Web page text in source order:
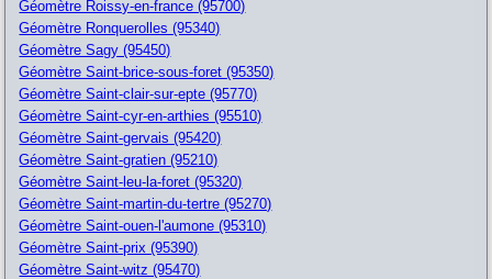
Géomètre Roissy-en-france (95700)
Géomètre Ronquerolles (95340)
Géomètre Sagy (95450)
Géomètre Saint-brice-sous-foret (95350)
Géomètre Saint-clair-sur-epte (95770)
Géomètre Saint-cyr-en-arthies (95510)
Géomètre Saint-gervais (95420)
Géomètre Saint-gratien (95210)
Géomètre Saint-leu-la-foret (95320)
Géomètre Saint-martin-du-tertre (95270)
Géomètre Saint-ouen-l'aumone (95310)
Géomètre Saint-prix (95390)
Géomètre Saint-witz (95470)